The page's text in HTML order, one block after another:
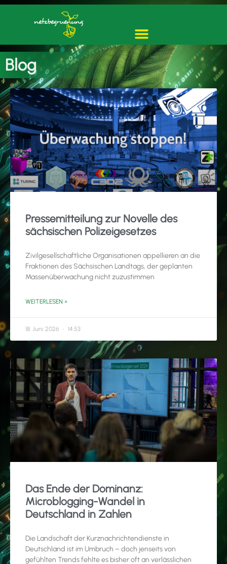
Blog
Pressemitteilung zur Novelle des
sächsischen Polizeigesetzes
Zivilgesellschaftliche Organisationen appellieren an die
Fraktionen des Sächsischen Landtags, der geplanten
Massenüberwachung nicht zuzustimmen
WEITERLESEN »
18. Juni 2026 14:53
Das Ende der Dominanz:
Microblogging-Wandel in
Deutschland in Zahlen
Die Landschaft der Kurznachrichtendienste in
Deutschland ist im Umbruch – doch jenseits von
gefühlten Trends fehlte es bisher oft an verlässlichen